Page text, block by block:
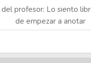
profesor: Lo siento
de empezar a anotar